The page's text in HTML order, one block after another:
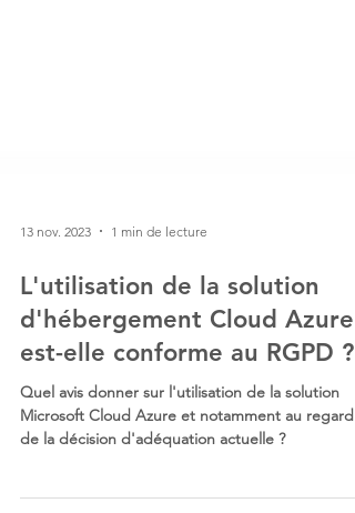
13 nov. 2023 1 min de lecture
L'utilisation de la solution
d'hébergement Cloud Azure
est-elle conforme au RGPD ?
Quel avis donner sur l'utilisation de la solution